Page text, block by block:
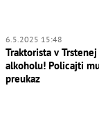
6.5.2025 15:48
Traktorista v
alkoholu! Policajti
preukaz